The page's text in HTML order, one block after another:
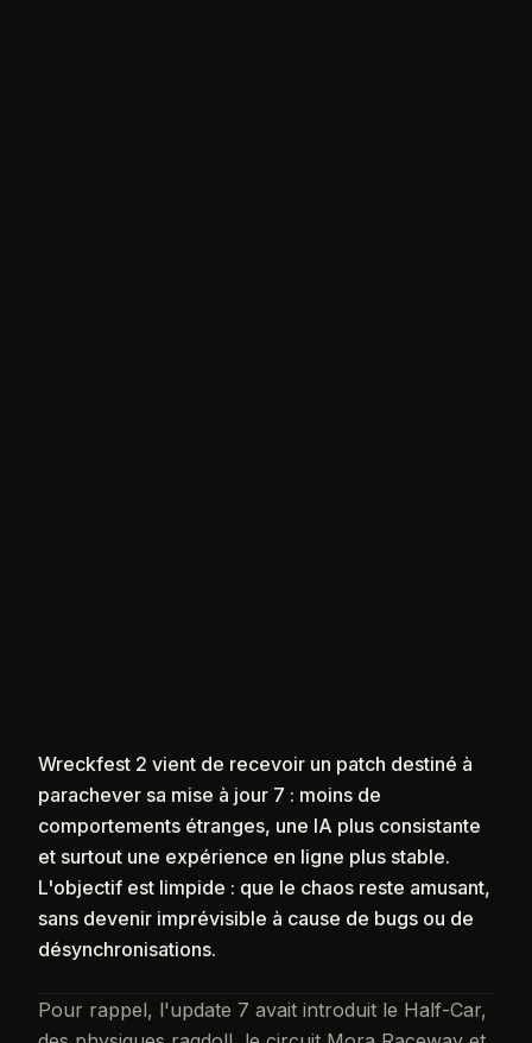
Wreckfest 2 vient de recevoir un patch destiné à
parachever sa mise à jour 7 : moins de
comportements étranges, une IA plus consistante
et surtout une expérience en ligne plus stable.
L'objectif est limpide : que le chaos reste amusant,
sans devenir imprévisible à cause de bugs ou de
désynchronisations.
Pour rappel, l'update 7 avait introduit le Half-Car,